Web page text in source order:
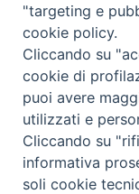
Contatti &
C.ne Aurelia, 50 –
"targeting e
cookie policy.
Cliccando su
cookie di
puoi avere
utilizzati e
Cliccando su
informativa
soli cookie